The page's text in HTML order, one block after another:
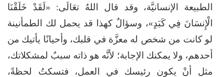
الطبيعة الإنسانيَّة، وقد قال اللهُ تعَالَى: «لَقَدْ خَلَقْنَا
الْإِنسَانَ فِي كَبَدٍ»، وسؤالٌ كهذا قد يحمل لك الطمأنينة
لو كانت من شخص له معزَّة في قلبك، وأحيانًا يأتيك من
أحدهم، ولا يمكنك الإجابة؛ لأنَّه هو ذاته سببٌ لمشكلاتك،
مثل أنْ يكون رئيسك في العمل، فتسكتُ لحظةً،